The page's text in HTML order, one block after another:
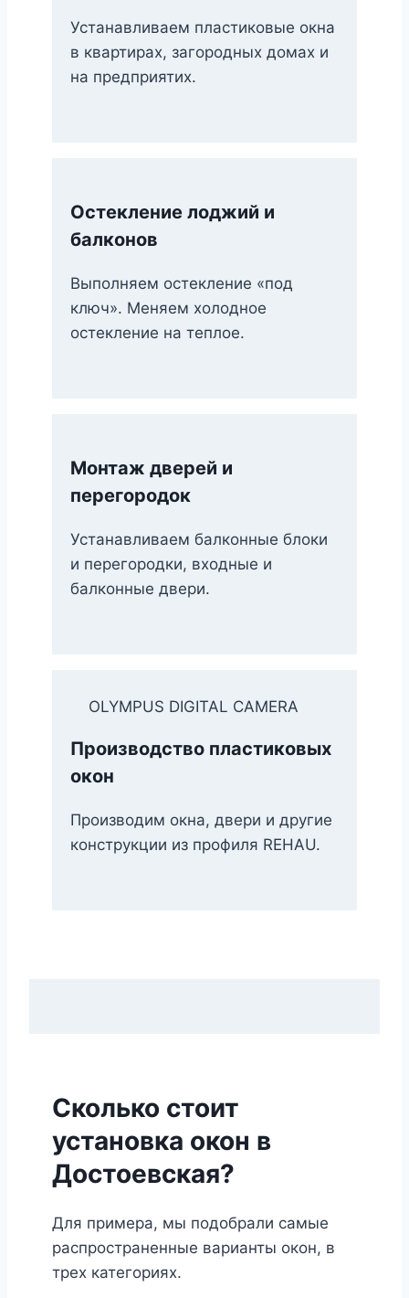
Устанавливаем пластиковые окна
в квартирах, загородных домах и
на предприятих.
Остекление лоджий и
балконов
Выполняем остекление «под
ключ». Меняем холодное
остекление на теплое.
Монтаж дверей и
перегородок
Устанавливаем балконные блоки
и перегородки, входные и
балконные двери.
OLYMPUS DIGITAL CAMERA
Производство пластиковых
окон
Производим окна, двери и другие
конструкции из профиля REHAU.
Сколько стоит
установка окон в
Достоевская?
Для примера, мы подобрали самые
распространенные варианты окон, в
трех категориях.